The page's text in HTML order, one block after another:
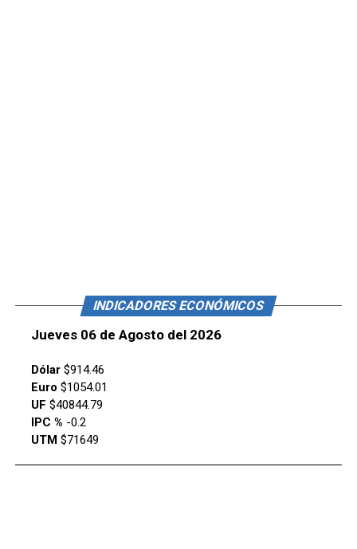
INDICADORES ECONÓMICOS
Jueves 06 de Agosto del 2026
Dólar$914.46
Euro $1054.01
UF $40844.79
IPC % -0.2
UTM$71649